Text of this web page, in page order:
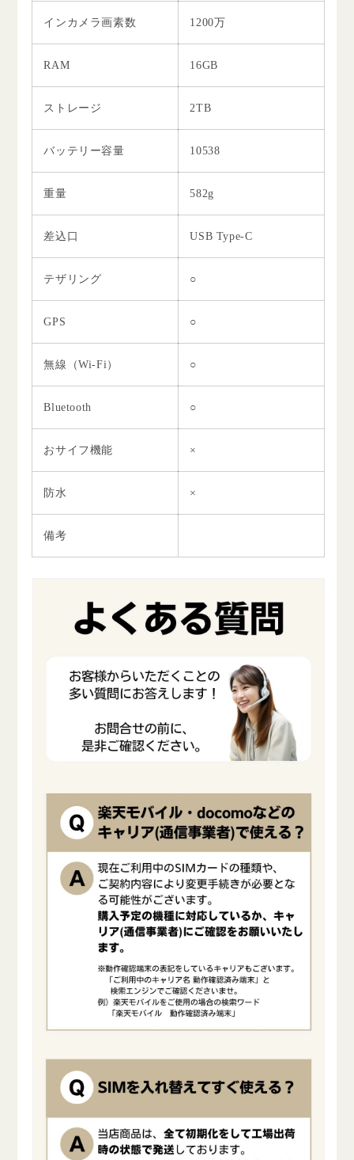
インカメラ画素数 1200万
RAM 16GB
ストレージ 2TB
バッテリー容量 10538
重量 582g
差込口 USB Type-C
テザリング ○
GPS ○
無線（Wi-Fi） ○
Bluetooth ○
おサイフ機能 ×
防水 ×
備考